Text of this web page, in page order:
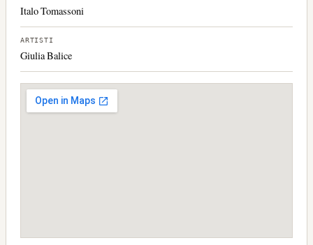
Italo Tomassoni
ARTISTI
Giulia Balice